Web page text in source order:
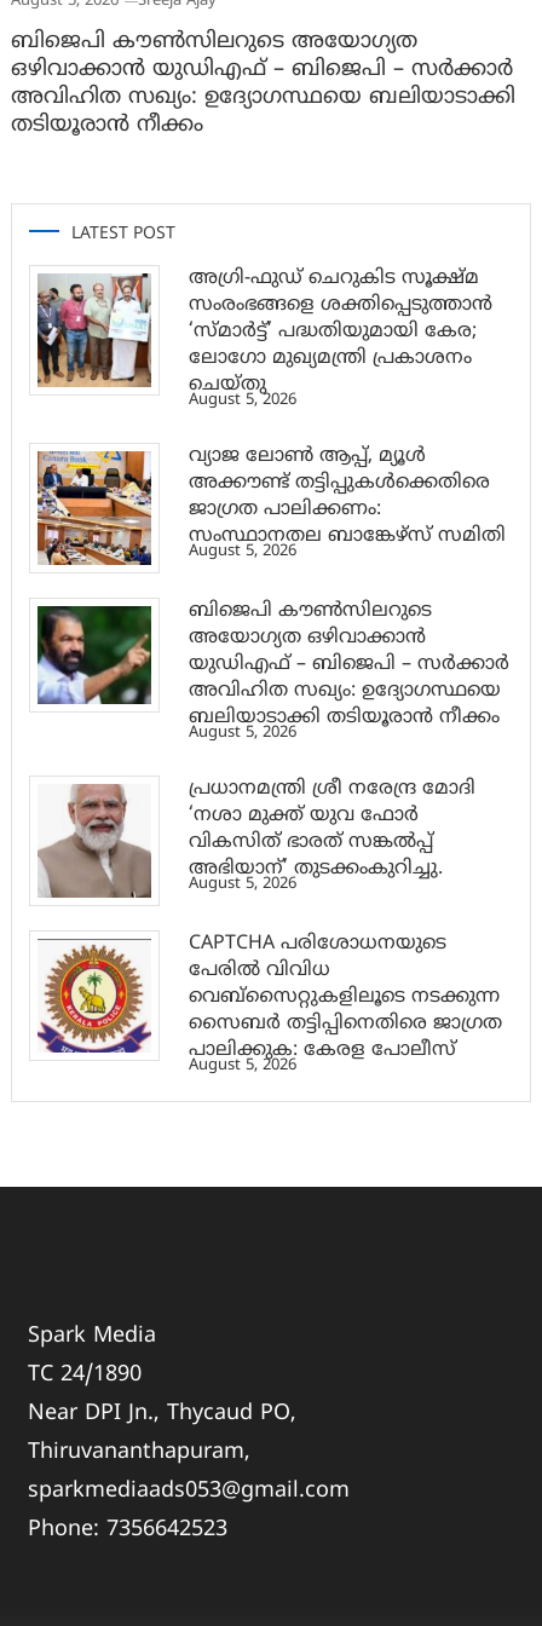
ബിജെപി കൗൺസിലറുടെ അയോഗ്യത
ഒഴിവാക്കാൻ യുഡിഎഫ് – ബിജെപി – സർക്കാർ
അവിഹിത സഖ്യം: ഉദ്യോഗസ്ഥയെ ബലിയാടാക്കി
തടിയൂരാൻ നീക്കം
LATEST POST
അഗ്രി-ഫുഡ് ചെറുകിട സൂക്ഷ്മ
സംരംഭങ്ങളെ ശക്തിപ്പെടുത്താന്‍
‘സ്മാര്‍ട്ട്’ പദ്ധതിയുമായി കേര;
ലോഗോ മുഖ്യമന്ത്രി പ്രകാശനം
ചെയ്തു
August 5, 2026
വ്യാജ ലോൺ ആപ്പ്, മ്യൂൾ
അക്കൗണ്ട് തട്ടിപ്പുകൾക്കെതിരെ
ജാ​ഗ്രത പാലിക്കണം:
സംസ്ഥാനതല ബാങ്കേഴ്സ് സമിതി
August 5, 2026
ബിജെപി കൗൺസിലറുടെ
അയോഗ്യത ഒഴിവാക്കാൻ
യുഡിഎഫ് – ബിജെപി – സർക്കാർ
അവിഹിത സഖ്യം: ഉദ്യോഗസ്ഥയെ
ബലിയാടാക്കി തടിയൂരാൻ നീക്കം
August 5, 2026
പ്രധാനമന്ത്രി ശ്രീ നരേന്ദ്ര മോദി
‘നശാ മുക്ത് യുവ ഫോർ
വികസിത് ഭാരത് സങ്കൽപ്പ്
അഭിയാന്’ തുടക്കംകുറിച്ചു.
August 5, 2026
CAPTCHA പരിശോധനയുടെ
പേരില്‍ വിവിധ
വെബ്സൈറ്റുകളിലൂടെ നടക്കുന്ന
സൈബര്‍ തട്ടിപ്പിനെതിരെ ജാഗ്രത
പാലിക്കുക: കേരള പോലീസ്
August 5, 2026
Spark Media
TC 24/1890
Near DPI Jn., Thycaud PO,
Thiruvananthapuram,
sparkmediaads053@gmail.com
Phone:7356642523